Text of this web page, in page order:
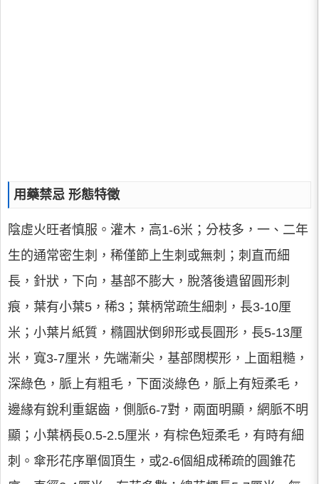
用藥禁忌 形態特徵
陰虛火旺者慎服。灌木，高1-6米；分枝多，一、二年
生的通常密生刺，稀僅節上生刺或無刺；刺直而細
長，針狀，下向，基部不膨大，脫落後遺留圓形刺
痕，葉有小葉5，稀3；葉柄常疏生細刺，長3-10厘
米；小葉片紙質，橢圓狀倒卵形或長圓形，長5-13厘
米，寬3-7厘米，先端漸尖，基部闊楔形，上面粗糙，
深綠色，脈上有粗毛，下面淡綠色，脈上有短柔毛，
邊緣有銳利重鋸齒，側脈6-7對，兩面明顯，網脈不明
顯；小葉柄長0.5-2.5厘米，有棕色短柔毛，有時有細
刺。傘形花序單個頂生，或2-6個組成稀疏的圓錐花